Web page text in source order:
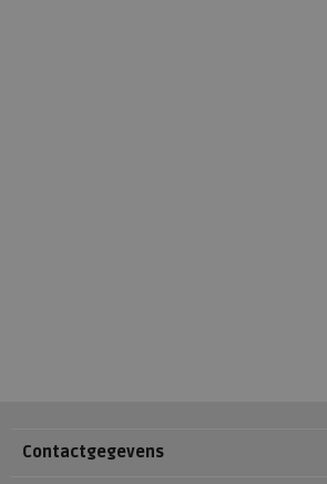
Contactgegevens